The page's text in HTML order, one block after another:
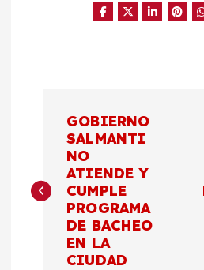
v
GOBIERNO
SALMANTI
NO
ATIENDE Y
CUMPLE
PROGRAMA
DE BACHEO
EN LA
CIUDAD